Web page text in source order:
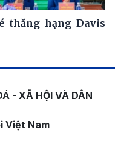
thăng hạng Davis
- XÃ HỘI VÀ DÂN
Việt Nam